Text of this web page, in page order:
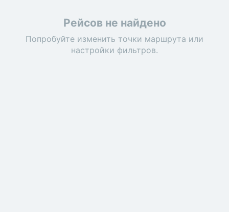
Рейсов не найдено
Попробуйте изменить точки маршрута или
настройки фильтров.